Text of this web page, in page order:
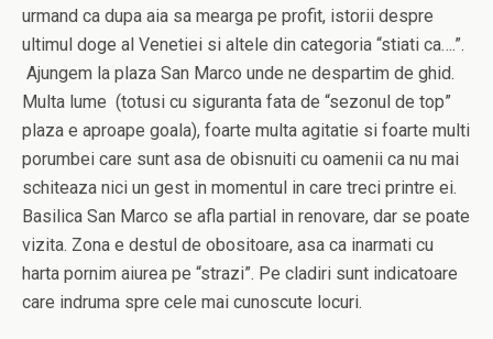
urmand ca dupa aia sa mearga pe profit, istorii despre
ultimul doge al Venetiei si altele din categoria “stiati ca….”.
Ajungem la plaza San Marco unde ne despartim de ghid.
Multa lume (totusi cu siguranta fata de “sezonul de top”
plaza e aproape goala), foarte multa agitatie si foarte multi
porumbei care sunt asa de obisnuiti cu oamenii ca nu mai
schiteaza nici un gest in momentul in care treci printre ei.
Basilica San Marco se afla partial in renovare, dar se poate
vizita. Zona e destul de obositoare, asa ca inarmati cu
harta pornim aiurea pe “strazi”. Pe cladiri sunt indicatoare
care indruma spre cele mai cunoscute locuri.